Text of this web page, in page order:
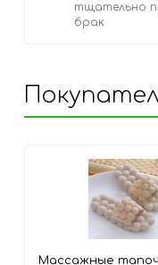
тщательно
брак
Массажные